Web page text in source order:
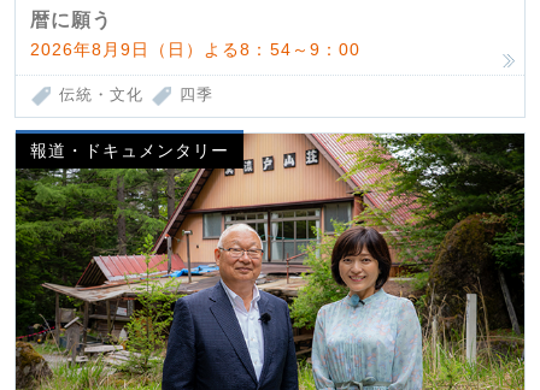
暦に願う
2026年8月9日（日）よる8：54～9：00
伝統・文化 四季
報道・ドキュメンタリー